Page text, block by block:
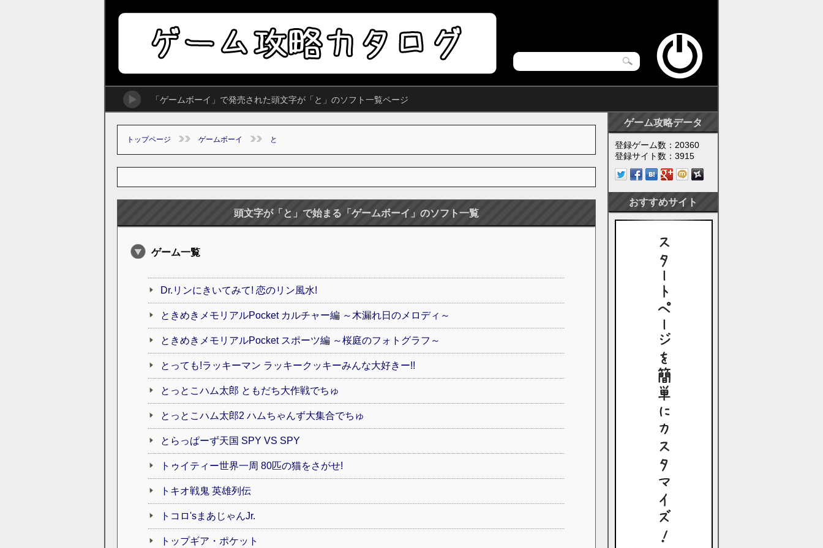
「ゲームボーイ」で発売された頭文字が「と」のソフト一覧ページ
トップページ ゲームボーイ と
頭文字が「と」で始まる「ゲームボーイ」のソフト一覧
ゲーム一覧
Dr.リンにきいてみて! 恋のリン風水!
ときめきメモリアルPocket カルチャー編 ～木漏れ日のメロディ～
ときめきメモリアルPocket スポーツ編 ～桜庭のフォトグラフ～
とっても!ラッキーマン ラッキークッキーみんな大好きー!!
とっとこハム太郎 ともだち大作戦でちゅ
とっとこハム太郎2 ハムちゃんず大集合でちゅ
とらっぱーず天国 SPY VS SPY
トゥイティー世界一周 80匹の猫をさがせ!
トキオ戦鬼 英雄列伝
トコロ'sまあじゃんJr.
トップギア・ポケット
ゲーム攻略データ
登録ゲーム数：20360
登録サイト数：3915
おすすめサイト